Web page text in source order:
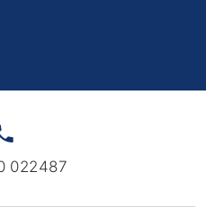
022487